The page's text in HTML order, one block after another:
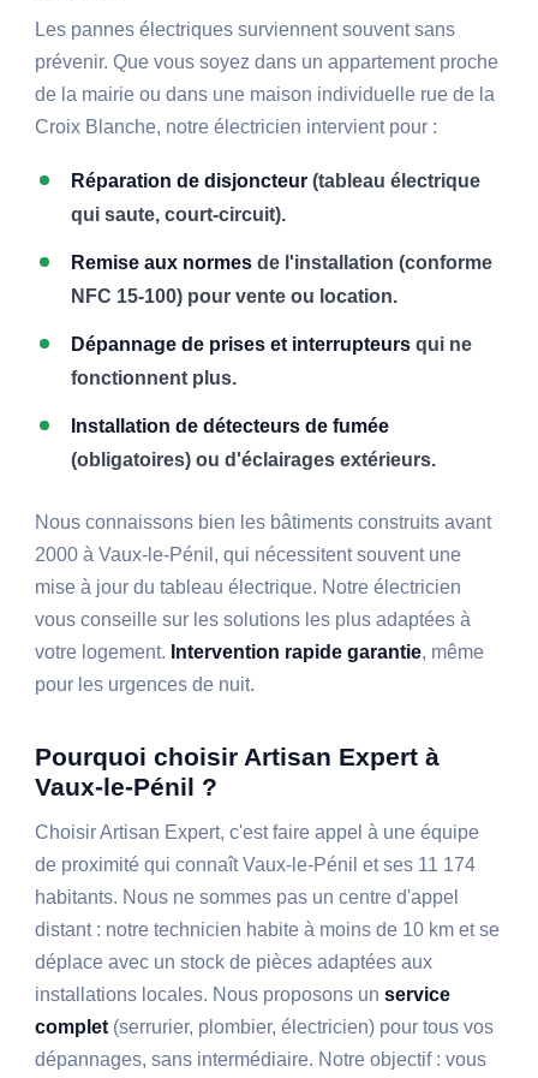
Les pannes électriques surviennent souvent sans
prévenir. Que vous soyez dans un appartement proche
de la mairie ou dans une maison individuelle rue de la
Croix Blanche, notre électricien intervient pour :
Réparation de disjoncteur (tableau électrique
qui saute, court-circuit).
Remise aux normes de l'installation (conforme
NFC 15-100) pour vente ou location.
Dépannage de prises et interrupteurs qui ne
fonctionnent plus.
Installation de détecteurs de fumée
(obligatoires) ou d'éclairages extérieurs.
Nous connaissons bien les bâtiments construits avant
2000 à Vaux-le-Pénil, qui nécessitent souvent une
mise à jour du tableau électrique. Notre électricien
vous conseille sur les solutions les plus adaptées à
votre logement. Intervention rapide garantie, même
pour les urgences de nuit.
Pourquoi choisir Artisan Expert à
Vaux-le-Pénil ?
Choisir Artisan Expert, c'est faire appel à une équipe
de proximité qui connaît Vaux-le-Pénil et ses 11 174
habitants. Nous ne sommes pas un centre d'appel
distant : notre technicien habite à moins de 10 km et se
déplace avec un stock de pièces adaptées aux
installations locales. Nous proposons unservice
complet(serrurier, plombier, électricien) pour tous vos
dépannages, sans intermédiaire. Notre objectif : vous